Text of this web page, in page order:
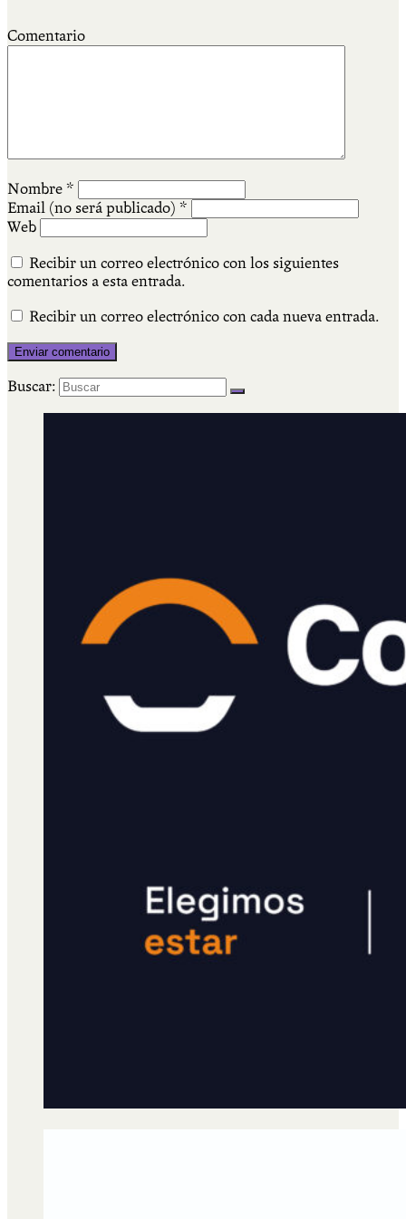
Comentario
Nombre *
Email (no será publicado) *
Web
Recibir un correo electrónico con los siguientes
comentarios a esta entrada.
Recibir un correo electrónico con cada nueva entrada.
Buscar: